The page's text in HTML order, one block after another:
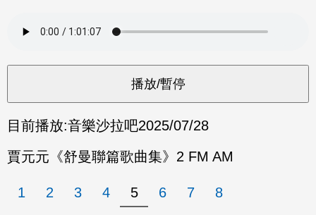
目前播放:音樂沙拉吧2025/07/28
賈元元《舒曼聯篇歌曲集》2 FM AM
1 2 3 4 5 6 7 8